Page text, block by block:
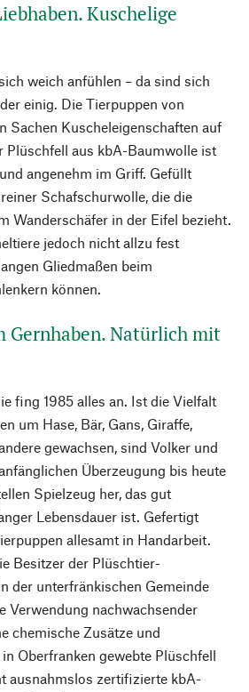
Kuschelige
weich anfühlen – da sind sich
einig. Die Tierpuppen von
Sachen Kuscheleigenschaften auf
Plüschfell aus kbA-Baumwolle ist
angenehm im Griff. Gefüllt
Schafschurwolle, die die
Wanderschäfer in der Eifel bezieht.
jedoch nicht allzu fest
Gliedmaßen beim
können.
Gernhaben. Natürlich mit
fing 1985 alles an. Ist die Vielfalt
um Hase, Bär, Gans, Giraffe,
gewachsen, sind Volker und
Überzeugung bis heute
Spielzeug her, das gut
Lebensdauer ist. Gefertigt
allesamt in Handarbeit.
Besitzer der Plüschtier-
der unterfränkischen Gemeinde
Verwendung nachwachsender
chemische Zusätze und
Oberfranken gewebte Plüschfell
ausnahmslos zertifizierte kbA-